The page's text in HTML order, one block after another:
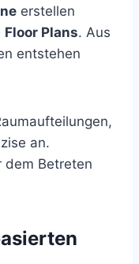
erstellen
Floor Plans. Aus
entstehen
an.
dem Betreten